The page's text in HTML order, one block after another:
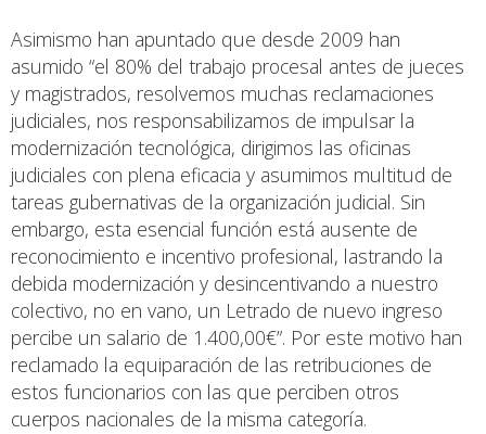
Asimismo han apuntado que desde 2009 han
asumido “el 80% del trabajo procesal antes de jueces
y magistrados, resolvemos muchas reclamaciones
judiciales, nos responsabilizamos de impulsar la
modernización tecnológica, dirigimos las oficinas
judiciales con plena eficacia y asumimos multitud de
tareas gubernativas de la organización judicial. Sin
embargo, esta esencial función está ausente de
reconocimiento e incentivo profesional, lastrando la
debida modernización y desincentivando a nuestro
colectivo, no en vano, un Letrado de nuevo ingreso
percibe un salario de 1.400,00€”. Por este motivo han
reclamado la equiparación de las retribuciones de
estos funcionarios con las que perciben otros
cuerpos nacionales de la misma categoría.